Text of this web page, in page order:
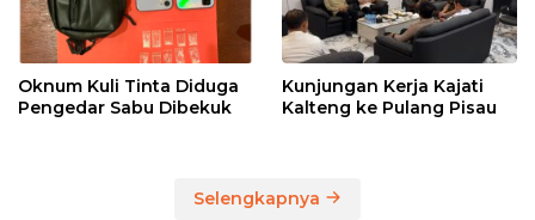
Oknum Kuli Tinta Diduga
Pengedar Sabu Dibekuk
Kunjungan Kerja Kajati
Kalteng ke Pulang Pisau
Selengkapnya